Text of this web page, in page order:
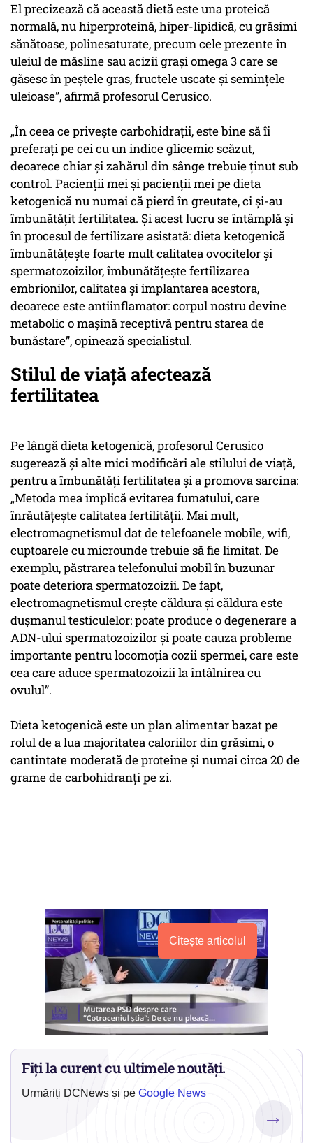
El precizează că această dietă este una proteică
normală, nu hiperproteină, hiper-lipidică, cu grăsimi
sănătoase, polinesaturate, precum cele prezente în
uleiul de măsline sau acizii graşi omega 3 care se
găsesc în peştele gras, fructele uscate şi seminţele
uleioase”, afirmă profesorul Cerusico.
„În ceea ce priveşte carbohidraţii, este bine să îi
preferaţi pe cei cu un indice glicemic scăzut,
deoarece chiar şi zahărul din sânge trebuie ţinut sub
control. Pacienţii mei şi pacienţii mei pe dieta
ketogenică nu numai că pierd în greutate, ci şi-au
îmbunătăţit fertilitatea. Şi acest lucru se întâmplă şi
în procesul de fertilizare asistată: dieta ketogenică
îmbunătăţeşte foarte mult calitatea ovocitelor şi
spermatozoizilor, îmbunătăţeşte fertilizarea
embrionilor, calitatea şi implantarea acestora,
deoarece este antiinflamator: corpul nostru devine
metabolic o maşină receptivă pentru starea de
bunăstare”, opinează specialistul.
Stilul de viață afectează
fertilitatea
Pe lângă dieta ketogenică, profesorul Cerusico
sugerează şi alte mici modificări ale stilului de viaţă,
pentru a îmbunătăţi fertilitatea şi a promova sarcina:
„Metoda mea implică evitarea fumatului, care
înrăutăţeşte calitatea fertilităţii. Mai mult,
electromagnetismul dat de telefoanele mobile, wifi,
cuptoarele cu microunde trebuie să fie limitat. De
exemplu, păstrarea telefonului mobil în buzunar
poate deteriora spermatozoizii. De fapt,
electromagnetismul creşte căldura şi căldura este
duşmanul testiculelor: poate produce o degenerare a
ADN-ului spermatozoizilor şi poate cauza probleme
importante pentru locomoţia cozii spermei, care este
cea care aduce spermatozoizii la întâlnirea cu
ovulul”.
Dieta ketogenică este un plan alimentar bazat pe
rolul de a lua majoritatea caloriilor din grăsimi, o
cantintate moderată de proteine şi numai circa 20 de
grame de carbohidranţi pe zi.
Citește articolul
Fiți la curent cu ultimele noutăți.
Urmăriți DCNews și pe Google News
→